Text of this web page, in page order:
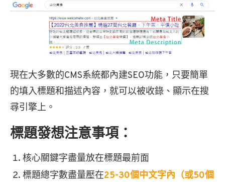
現在大多數的CMS系統都內建SEO功能，只要簡單
的填入標題和描述內容，就可以被收錄、顯示在搜
尋引擎上。
標題發想注意事項：
核心關鍵字盡量放在標題最前面
標題總字數盡量壓在25-30個中文字內（或50個